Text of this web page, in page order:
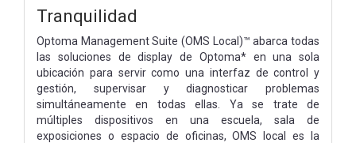
Tranquilidad
Optoma Management Suite (OMS Local)™ abarca todas
las soluciones de display de Optoma* en una sola
ubicación para servir como una interfaz de control y
gestión, supervisar y diagnosticar problemas
simultáneamente en todas ellas. Ya se trate de
múltiples dispositivos en una escuela, sala de
exposiciones o espacio de oficinas, OMS local es la